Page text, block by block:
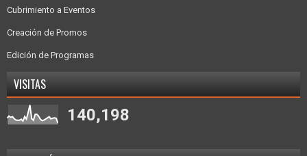
Cubrimiento a Eventos
Creación de Promos
Edición de Programas
VISITAS
140,198